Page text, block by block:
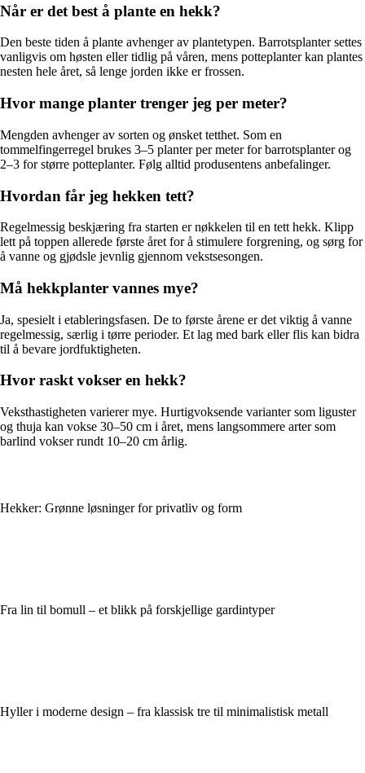
Når er det best å plante en hekk?
Den beste tiden å plante avhenger av plantetypen. Barrotsplanter settes
vanligvis om høsten eller tidlig på våren, mens potteplanter kan plantes
nesten hele året, så lenge jorden ikke er frossen.
Hvor mange planter trenger jeg per meter?
Mengden avhenger av sorten og ønsket tetthet. Som en
tommelfingerregel brukes 3–5 planter per meter for barrotsplanter og
2–3 for større potteplanter. Følg alltid produsentens anbefalinger.
Hvordan får jeg hekken tett?
Regelmessig beskjæring fra starten er nøkkelen til en tett hekk. Klipp
lett på toppen allerede første året for å stimulere forgrening, og sørg for
å vanne og gjødsle jevnlig gjennom vekstsesongen.
Må hekkplanter vannes mye?
Ja, spesielt i etableringsfasen. De to første årene er det viktig å vanne
regelmessig, særlig i tørre perioder. Et lag med bark eller flis kan bidra
til å bevare jordfuktigheten.
Hvor raskt vokser en hekk?
Veksthastigheten varierer mye. Hurtigvoksende varianter som liguster
og thuja kan vokse 30–50 cm i året, mens langsommere arter som
barlind vokser rundt 10–20 cm årlig.
Hekker: Grønne løsninger for privatliv og form
Fra lin til bomull – et blikk på forskjellige gardintyper
Hyller i moderne design – fra klassisk tre til minimalistisk metall